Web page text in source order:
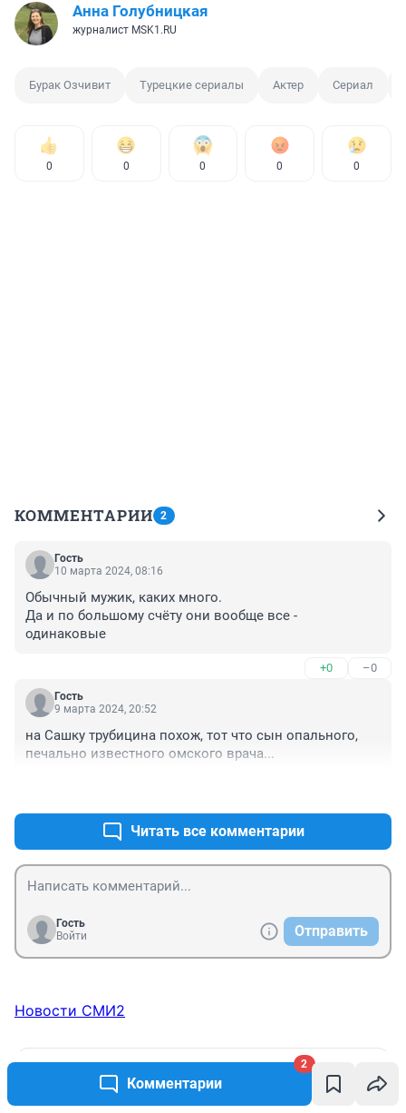
Комментарии
2
Анна Голубницкая
журналист MSK1.RU
Бурак Озчивит Турецкие сериалы Актер Сериал
0 0 0 0 0
КОММЕНТАРИИ 2
Гость
10 марта 2024, 08:16
Обычный мужик, каких много.
Да и по большому счёту они вообще все -
одинаковые
+0 –0
Гость
9 марта 2024, 20:52
на Сашку трубицина похож, тот что сын опального,
печально известного омского врача...
Читать все комментарии
Гость
Войти
Отправить
Новости СМИ2
Пожар и две беспилотные